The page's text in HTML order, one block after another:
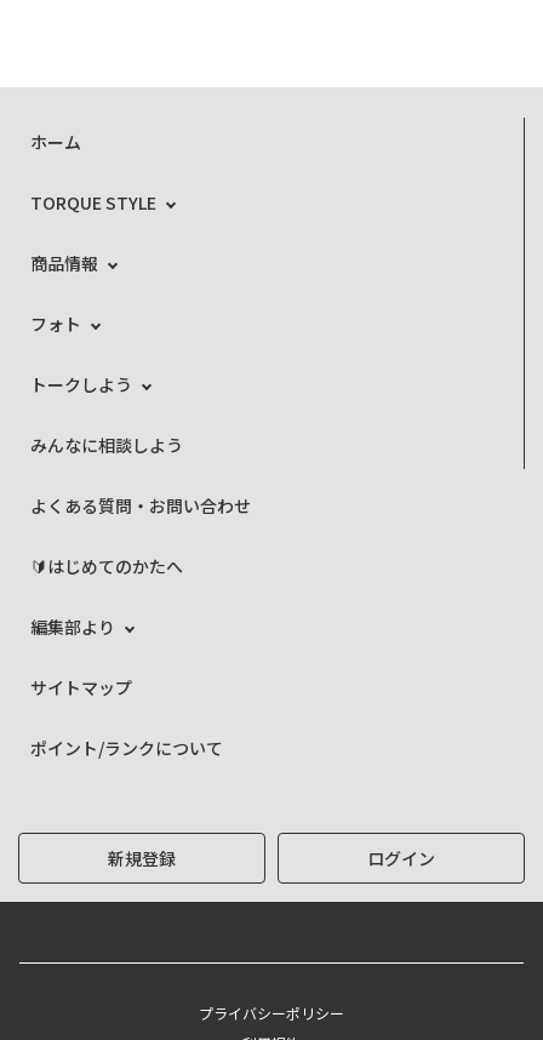
ホーム
TORQUE STYLE
商品情報
フォト
トークしよう
みんなに相談しよう
よくある質問・お問い合わせ
🔰はじめてのかたへ
編集部より
サイトマップ
ポイント/ランクについて
新規登録 ログイン
プライバシーポリシー